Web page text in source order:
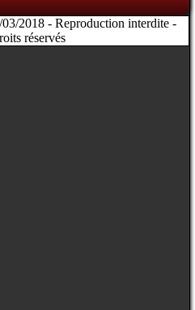
2018 - Reproduction interdite -
réservés